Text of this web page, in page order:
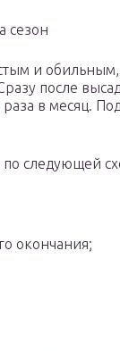
сезон
и
после
раза в месяц.
по следующей
окончания;